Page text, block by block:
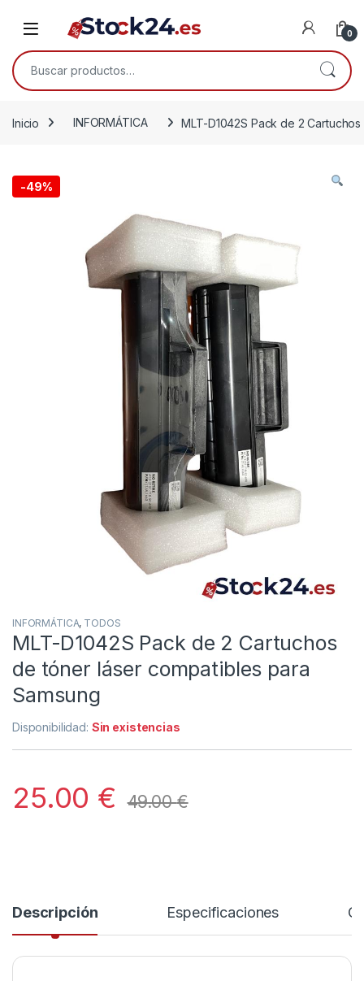
Open 0
Buscar por:
Inicio INFORMÁTICA MLT-D1042S Pack de 2
-49%
INFORMÁTICA, TODOS
MLT-D1042S Pack de 2 Cartuchos
de tóner láser compatibles para
Samsung
Disponibilidad: Sin existencias
25.00 € 49.00€
Descripción Especificaciones